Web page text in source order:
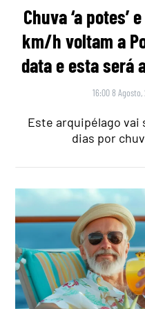
Chuva ‘a potes’
km/h voltam a
data e esta será
16:00 8 Agosto,
Este arquipélago vai
dias por